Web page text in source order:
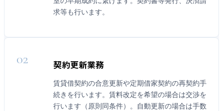
求等も行います。
02 契約更新業務
賃貸借契約の合意更新や定期借家契約の再契約手
続きを行います。賃料改定を希望の場合は交渉を
行います（原則同条件）。自動更新の場合は手数